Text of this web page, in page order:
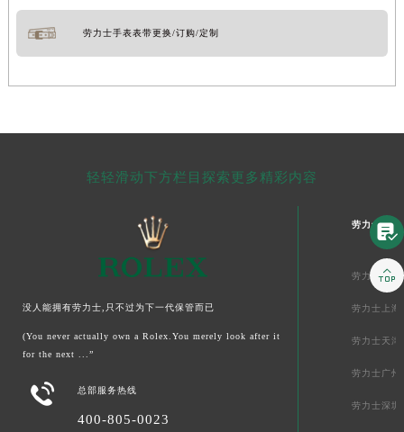
劳力士手表表带更换/订购/定制
轻轻滑动下方栏目探索更多精彩内容
没人能拥有劳力士,只不过为下一代保管而已
(You never actually own a Rolex.You merely look after it
for the next ...”
 总部服务热线
400-805-0023
劳力士中国
劳力士北京
劳力士上海
劳力士天津
劳力士广州
劳力士深圳

